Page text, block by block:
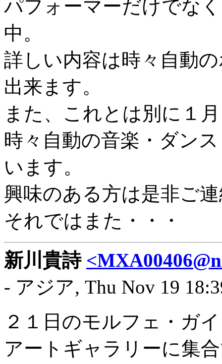
パフォーマーだけでな
中。
詳しい内容は時々自動
出来ます。
また、これとは別に１
時々自動の音楽・ダン
います。
興味のある方は是非ご
それではまた・・・
新川貴詩
- アジア, Thu Nov 19
２１日のモルフェ・ガ
アートギャラリーに集